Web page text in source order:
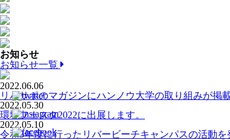
お知らせ
お知らせ一覧
2022.06.06
リバサポのマガジンにハンノウ大学の取り組みが掲
2022.05.30
環境フェスタ2022に出展します。
2022.05.10
令和3年度に行ったリバービーチキャンパスの活動を